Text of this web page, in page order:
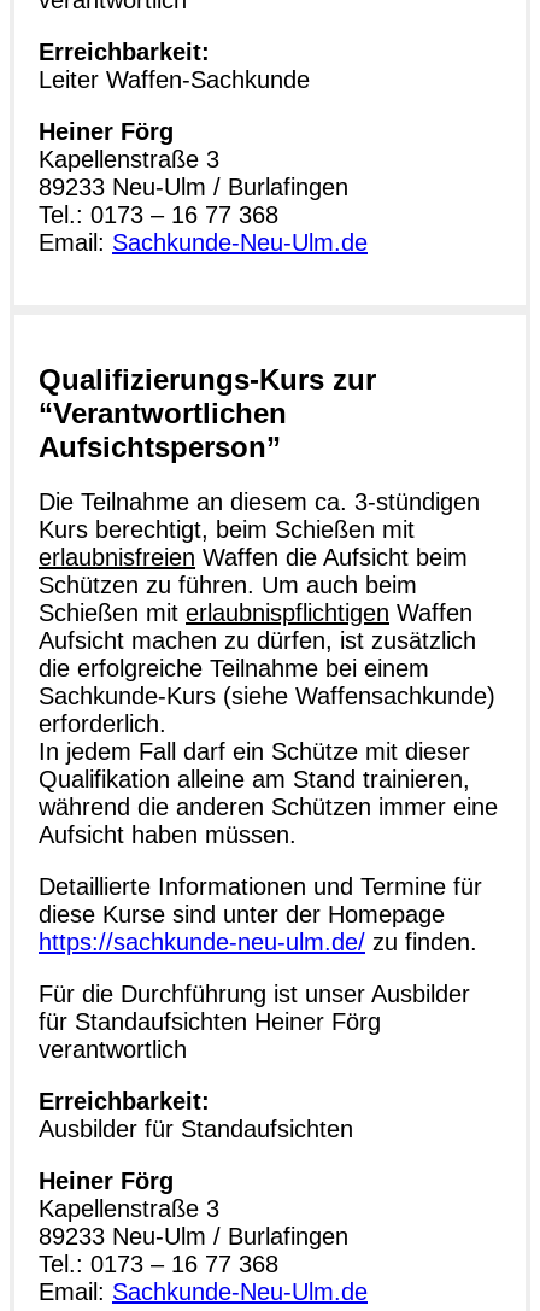
Erreichbarkeit:
Leiter Waffen-Sachkunde
Heiner Förg
Kapellenstraße 3
89233 Neu-Ulm / Burlafingen
Tel.: 0173 – 16 77 368
Email: Sachkunde-Neu-Ulm.de
Qualifizierungs-Kurs zur
“Verantwortlichen
Aufsichtsperson”
Die Teilnahme an diesem ca. 3-stündigen
Kurs berechtigt, beim Schießen mit
erlaubnisfreien Waffen die Aufsicht beim
Schützen zu führen. Um auch beim
Schießen mit erlaubnispflichtigen Waffen
Aufsicht machen zu dürfen, ist zusätzlich
die erfolgreiche Teilnahme bei einem
Sachkunde-Kurs (siehe Waffensachkunde)
erforderlich.
In jedem Fall darf ein Schütze mit dieser
Qualifikation alleine am Stand trainieren,
während die anderen Schützen immer eine
Aufsicht haben müssen.
Detaillierte Informationen und Termine für
diese Kurse sind unter der Homepage
https://sachkunde-neu-ulm.de/ zu finden.
Für die Durchführung ist unser Ausbilder
für Standaufsichten Heiner Förg
verantwortlich
Erreichbarkeit:
Ausbilder für Standaufsichten
Heiner Förg
Kapellenstraße 3
89233 Neu-Ulm / Burlafingen
Tel.: 0173 – 16 77 368
Email: Sachkunde-Neu-Ulm.de